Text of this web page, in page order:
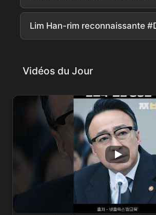
Lim Han-rim reconnaissante
Vidéos du Jour